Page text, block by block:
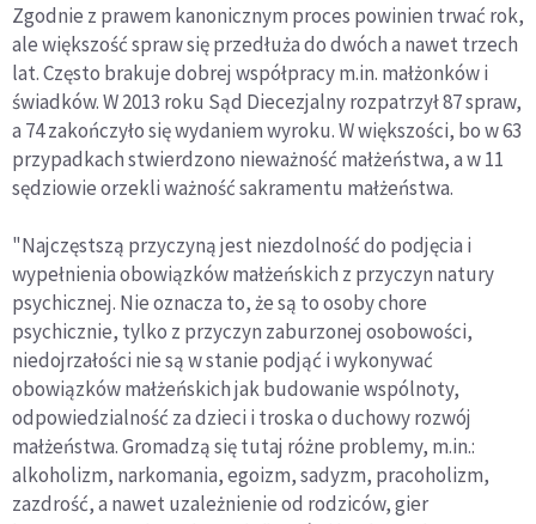
Zgodnie z prawem kanonicznym proces powinien trwać rok,
ale większość spraw się przedłuża do dwóch a nawet trzech
lat. Często brakuje dobrej współpracy m.in. małżonków i
świadków. W 2013 roku Sąd Diecezjalny rozpatrzył 87 spraw,
a 74 zakończyło się wydaniem wyroku. W większości, bo w 63
przypadkach stwierdzono nieważność małżeństwa, a w 11
sędziowie orzekli ważność sakramentu małżeństwa.
"Najczęstszą przyczyną jest niezdolność do podjęcia i
wypełnienia obowiązków małżeńskich z przyczyn natury
psychicznej. Nie oznacza to, że są to osoby chore
psychicznie, tylko z przyczyn zaburzonej osobowości,
niedojrzałości nie są w stanie podjąć i wykonywać
obowiązków małżeńskich jak budowanie wspólnoty,
odpowiedzialność za dzieci i troska o duchowy rozwój
małżeństwa. Gromadzą się tutaj różne problemy, m.in.:
alkoholizm, narkomania, egoizm, sadyzm, pracoholizm,
zazdrość, a nawet uzależnienie od rodziców, gier